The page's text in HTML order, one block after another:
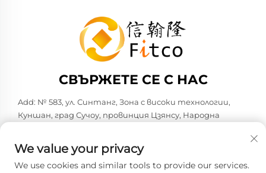
СВЪРЖЕТЕ СЕ С НАС
Add: № 583, ул. Синтанг, Зона с високи технологии,
Куншан, град Сучоу, провинция Цзянсу, Народна
Тел.: +86-137 6186 0079
Имейл: [email protected]
We value your privacy
We use cookies and similar tools to provide our services.